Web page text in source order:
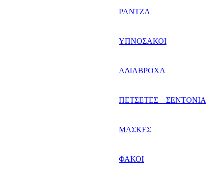
ΡΑΝΤΖΑ
ΥΠΝΟΣΑΚΟΙ
ΑΔΙΑΒΡΟΧΑ
ΠΕΤΣΕΤΕΣ – ΣΕΝΤΟΝΙΑ
ΜΑΣΚΕΣ
ΦΑΚΟΙ